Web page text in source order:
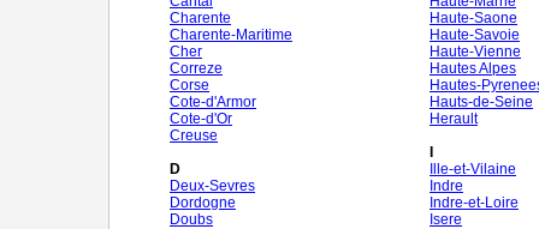
Charente
Charente-Maritime
Cher
Correze
Corse
Cote-d'Armor
Cote-d'Or
Creuse
D
Deux-Sevres
Dordogne
Doubs
Haute-Saone
Haute-Savoie
Haute-Vienne
Hautes Alpes
Hautes-
Hauts-de-Seine
Herault
Ille-et-Vilaine
Indre
Indre-et-Loire
Isere